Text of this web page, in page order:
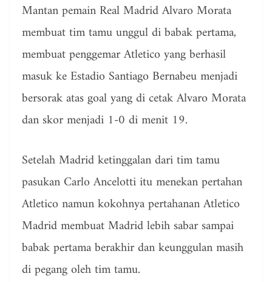
Mantan pemain Real Madrid Alvaro Morata
membuat tim tamu unggul di babak pertama,
membuat penggemar Atletico yang berhasil
masuk ke Estadio Santiago Bernabeu menjadi
bersorak atas goal yang di cetak Alvaro Morata
dan skor menjadi 1-0 di menit 19.
Setelah Madrid ketinggalan dari tim tamu
pasukan Carlo Ancelotti itu menekan pertahan
Atletico namun kokohnya pertahanan Atletico
Madrid membuat Madrid lebih sabar sampai
babak pertama berakhir dan keunggulan masih
di pegang oleh tim tamu.